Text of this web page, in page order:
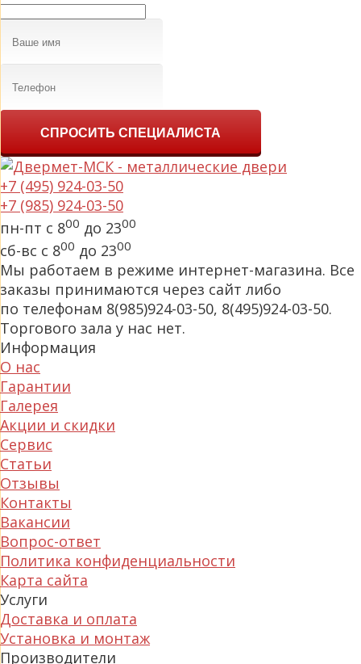
СПРОСИТЬ СПЕЦИАЛИСТА
+7 (495) 924-03-50
+7 (985) 924-03-50
пн-пт с 800 до 2300
сб-вс с 800 до 2300
Мы работаем в режиме интернет-магазина. Все
заказы принимаются через сайт либо
по телефонам 8(985)924-03-50, 8(495)924-03-50.
Торгового зала у нас нет.
Информация
О нас
Гарантии
Галерея
Акции и скидки
Сервис
Статьи
Отзывы
Контакты
Вакансии
Вопрос-ответ
Политика конфиденциальности
Карта сайта
Услуги
Доставка и оплата
Установка и монтаж
Производители